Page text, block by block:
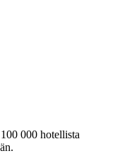
000 hotellista